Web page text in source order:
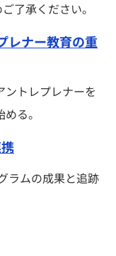
了承ください。
レナー教育の重
トレプレナーを
る。
ラムの成果と追跡